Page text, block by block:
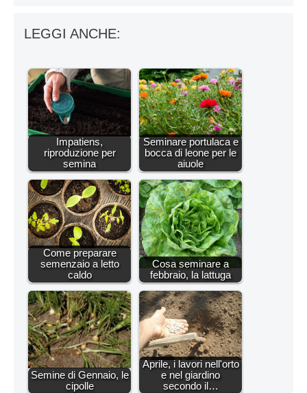
LEGGI ANCHE:
Impatiens,
riproduzione per
semina
Seminare portulaca e
bocca di leone per le
aiuole
Come preparare
semenzaio a letto
caldo
Cosa seminare a
febbraio, la lattuga
Semine di Gennaio, le
cipolle
Aprile, i lavori nell'orto
e nel giardino
secondo il…